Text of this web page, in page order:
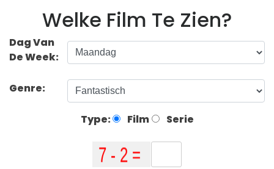
Welke Film Te Zien?
Dag Van
De Week:
Genre:
Type: Film Serie